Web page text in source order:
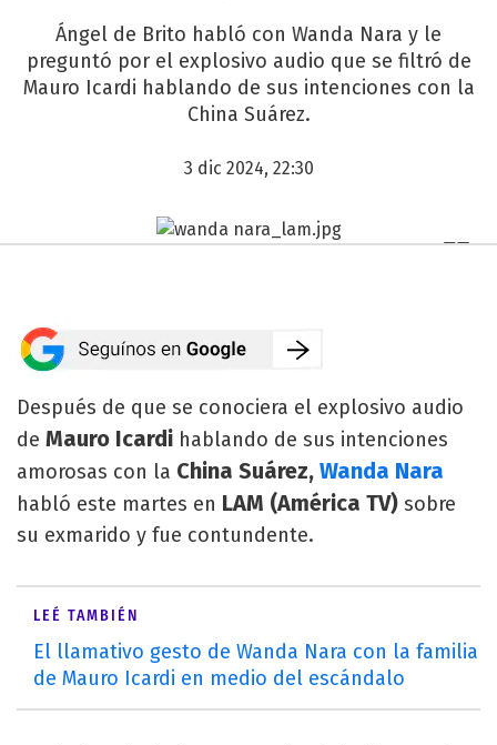
Ángel de Brito habló con Wanda Nara y le
preguntó por el explosivo audio que se filtró de
Mauro Icardi hablando de sus intenciones con la
China Suárez.
3 dic 2024, 22:30
Después de que se conociera el explosivo audio
de Mauro Icardi hablando de sus intenciones
amorosas con la China Suárez, Wanda Nara
habló este martes en LAM (América TV) sobre
su exmarido y fue contundente.
LEÉ TAMBIÉN
El llamativo gesto de Wanda Nara con la familia
de Mauro Icardi en medio del escándalo